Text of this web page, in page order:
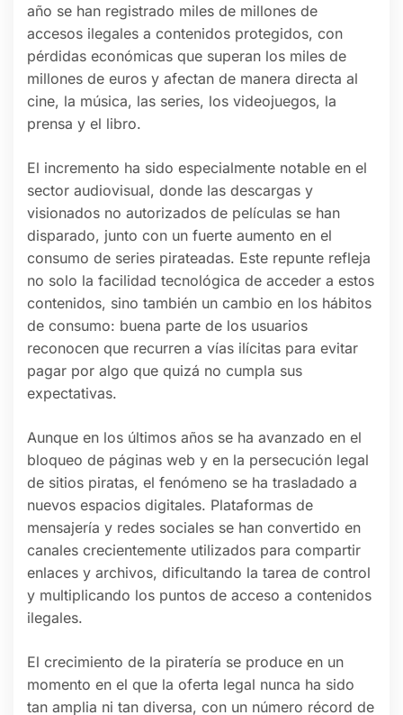
año se han registrado miles de millones de
accesos ilegales a contenidos protegidos, con
pérdidas económicas que superan los miles de
millones de euros y afectan de manera directa al
cine, la música, las series, los videojuegos, la
prensa y el libro.
El incremento ha sido especialmente notable en el
sector audiovisual, donde las descargas y
visionados no autorizados de películas se han
disparado, junto con un fuerte aumento en el
consumo de series pirateadas. Este repunte refleja
no solo la facilidad tecnológica de acceder a estos
contenidos, sino también un cambio en los hábitos
de consumo: buena parte de los usuarios
reconocen que recurren a vías ilícitas para evitar
pagar por algo que quizá no cumpla sus
expectativas.
Aunque en los últimos años se ha avanzado en el
bloqueo de páginas web y en la persecución legal
de sitios piratas, el fenómeno se ha trasladado a
nuevos espacios digitales. Plataformas de
mensajería y redes sociales se han convertido en
canales crecientemente utilizados para compartir
enlaces y archivos, dificultando la tarea de control
y multiplicando los puntos de acceso a contenidos
ilegales.
El crecimiento de la piratería se produce en un
momento en el que la oferta legal nunca ha sido
tan amplia ni tan diversa, con un número récord de